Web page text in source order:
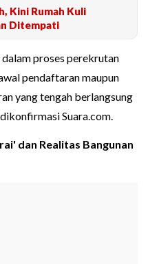
Kini Rumah Kuli
Ditempati
proses perekrutan
pendaftaran maupun
yang tengah berlangsung
Suara.com.
dan Realitas Bangunan